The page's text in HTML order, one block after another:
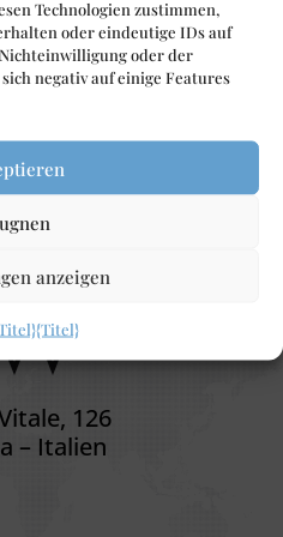
Technologien zustimmen,
oder eindeutige IDs auf
oder der
negativ auf einige Features
anzeigen
{Titel}
Kontrolluntersuchungen
Leben mit...
126
– Italien